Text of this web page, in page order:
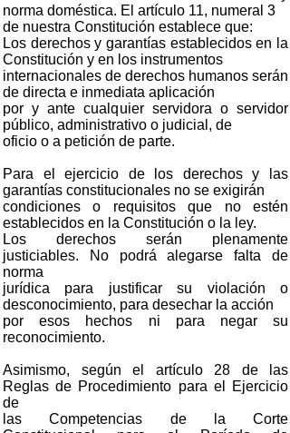
norma doméstica. El artículo 11, numeral 3
de nuestra Constitución establece que:
Los derechos y garantías establecidos en la
Constitución y en los instrumentos
internacionales de derechos humanos serán
de directa e inmediata aplicación
por y ante cualquier servidora o servidor
público, administrativo o judicial, de
oficio o a petición de parte.
Para el ejercicio de los derechos y las
garantías constitucionales no se exigirán
condiciones o requisitos que no estén
establecidos en la Constitución o la ley.
Los derechos serán plenamente
justiciables. No podrá alegarse falta de
norma
jurídica para justificar su violación o
desconocimiento, para desechar la acción
por esos hechos ni para negar su
reconocimiento.
Asimismo, según el artículo 28 de las
Reglas de Procedimiento para el Ejercicio
de
las Competencias de la Corte